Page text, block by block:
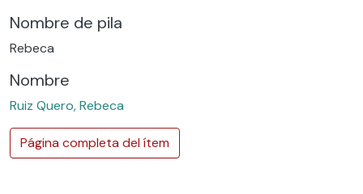
Nombre de pila
Rebeca
Nombre
Ruiz Quero, Rebeca
Página completa del ítem